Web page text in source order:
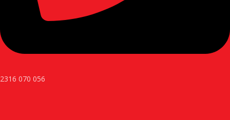
2316 070 056